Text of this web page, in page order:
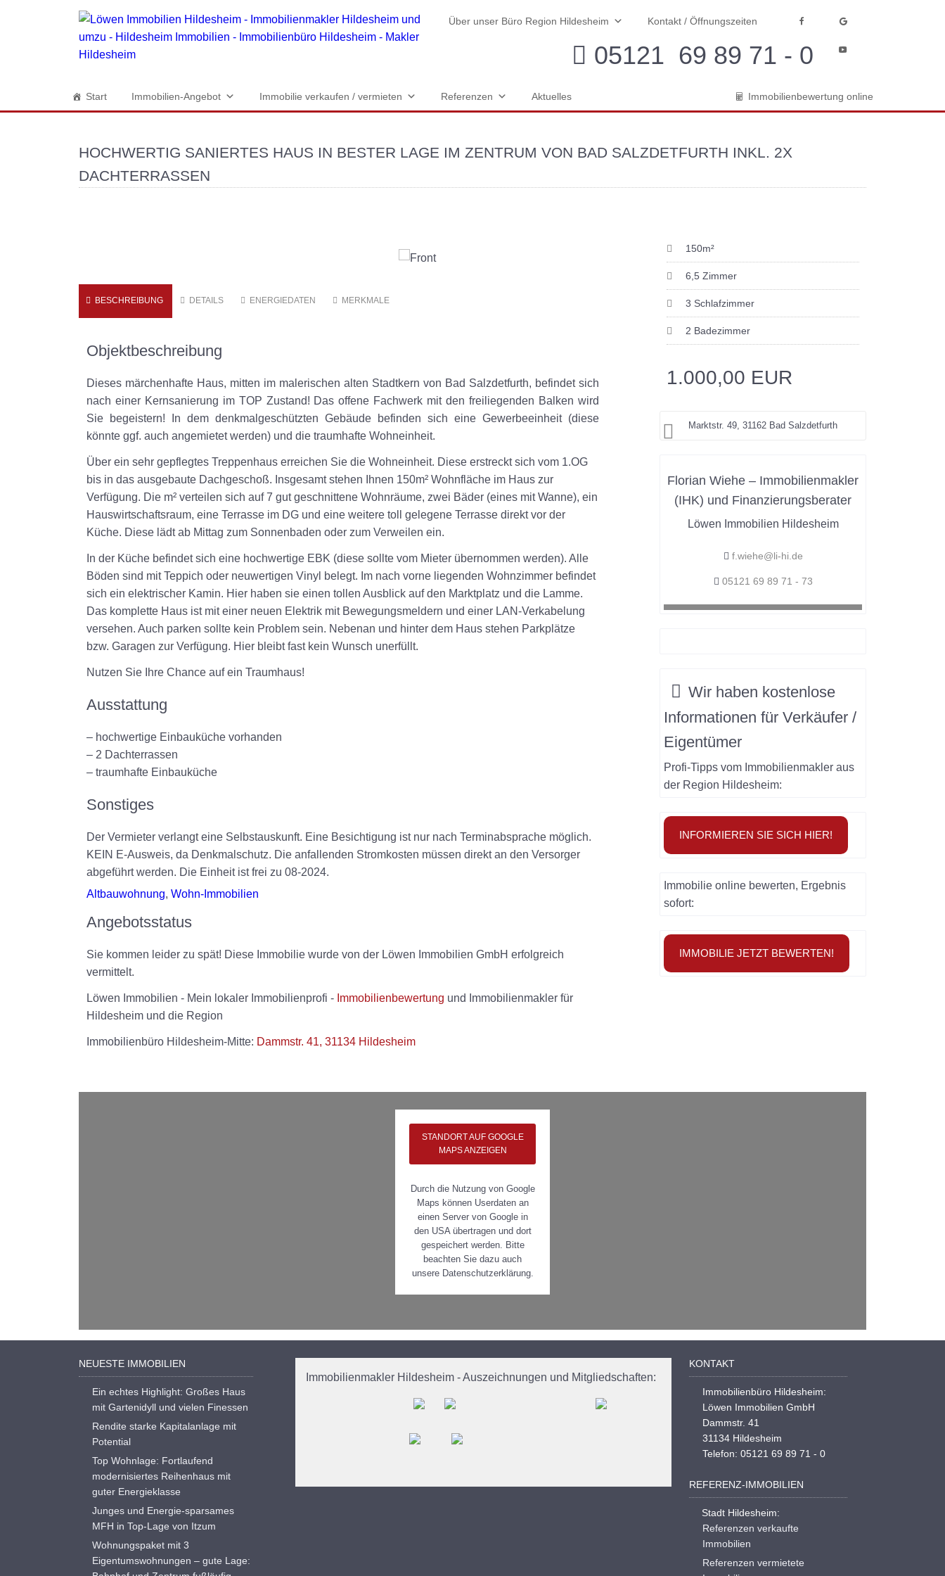
Über unser Büro Region Hildesheim Kontakt / Öffnungszeiten
05121 69 89 71 - 0
Start Immobilien-Angebot Immobilie verkaufen / vermieten Referenzen Aktuelles Immobilienbewertung online
HOCHWERTIG SANIERTES HAUS IN BESTER LAGE IM ZENTRUM VON BAD SALZDETFURTH INKL. 2X
DACHTERRASSEN
BESCHREIBUNG DETAILS ENERGIEDATEN MERKMALE
Objektbeschreibung
Dieses märchenhafte Haus, mitten im malerischen alten Stadtkern von Bad Salzdetfurth, befindet sich
nach einer Kernsanierung im TOP Zustand! Das offene Fachwerk mit den freiliegenden Balken wird
Sie begeistern! In dem denkmalgeschützten Gebäude befinden sich eine Gewerbeeinheit (diese
könnte ggf. auch angemietet werden) und die traumhafte Wohneinheit.
Über ein sehr gepflegtes Treppenhaus erreichen Sie die Wohneinheit. Diese erstreckt sich vom 1.OG
bis in das ausgebaute Dachgeschoß. Insgesamt stehen Ihnen 150m² Wohnfläche im Haus zur
Verfügung. Die m² verteilen sich auf 7 gut geschnittene Wohnräume, zwei Bäder (eines mit Wanne), ein
Hauswirtschaftsraum, eine Terrasse im DG und eine weitere toll gelegene Terrasse direkt vor der
Küche. Diese lädt ab Mittag zum Sonnenbaden oder zum Verweilen ein.
In der Küche befindet sich eine hochwertige EBK (diese sollte vom Mieter übernommen werden). Alle
Böden sind mit Teppich oder neuwertigen Vinyl belegt. Im nach vorne liegenden Wohnzimmer befindet
sich ein elektrischer Kamin. Hier haben sie einen tollen Ausblick auf den Marktplatz und die Lamme.
Das komplette Haus ist mit einer neuen Elektrik mit Bewegungsmeldern und einer LAN-Verkabelung
versehen. Auch parken sollte kein Problem sein. Nebenan und hinter dem Haus stehen Parkplätze
bzw. Garagen zur Verfügung. Hier bleibt fast kein Wunsch unerfüllt.
Nutzen Sie Ihre Chance auf ein Traumhaus!
Ausstattung
– hochwertige Einbauküche vorhanden
– 2 Dachterrassen
– traumhafte Einbauküche
Sonstiges
Der Vermieter verlangt eine Selbstauskunft. Eine Besichtigung ist nur nach Terminabsprache möglich.
KEIN E-Ausweis, da Denkmalschutz. Die anfallenden Stromkosten müssen direkt an den Versorger
abgeführt werden. Die Einheit ist frei zu 08-2024.
Altbauwohnung, Wohn-Immobilien
Angebotsstatus
Sie kommen leider zu spät! Diese Immobilie wurde von der Löwen Immobilien GmbH erfolgreich
vermittelt.
Löwen Immobilien - Mein lokaler Immobilienprofi - Immobilienbewertung und Immobilienmakler für
Hildesheim und die Region
Immobilienbüro Hildesheim-Mitte: Dammstr. 41, 31134 Hildesheim
150m²
6,5 Zimmer
3 Schlafzimmer
2 Badezimmer
1.000,00 EUR
Marktstr. 49, 31162 Bad Salzdetfurth
Florian Wiehe – Immobilienmakler
(IHK) und Finanzierungsberater
Löwen Immobilien Hildesheim
f.wiehe@li-hi.de
05121 69 89 71 - 73
Wir haben kostenlose
Informationen fürVerkäufer /
Eigentümer
Profi-Tipps vom Immobilienmakler aus
der Region Hildesheim:
INFORMIEREN SIE SICH HIER!
Immobilie online bewerten, Ergebnis
sofort:
IMMOBILIE JETZT BEWERTEN!
STANDORT AUF GOOGLE
MAPS ANZEIGEN
Durch die Nutzung von Google
Maps können Userdaten an
einen Server von Google in
den USA übertragen und dort
gespeichert werden. Bitte
beachten Sie dazu auch
unsere Datenschutzerklärung.
NEUESTE IMMOBILIEN
Ein echtes Highlight: Großes Haus
mit Gartenidyll und vielen Finessen
Rendite starke Kapitalanlage mit
Potential
Top Wohnlage: Fortlaufend
modernisiertes Reihenhaus mit
guter Energieklasse
Junges und Energie-sparsames
MFH in Top-Lage von Itzum
Wohnungspaket mit 3
Eigentumswohnungen – gute Lage:
Immobilienmakler Hildesheim - Auszeichnungen und Mitgliedschaften:
KONTAKT
Immobilienbüro Hildesheim:
Löwen Immobilien GmbH
Dammstr. 41
31134 Hildesheim
Telefon: 05121 69 89 71 - 0
REFERENZ-IMMOBILIEN
Stadt Hildesheim:
Referenzen verkaufte
Immobilien
Referenzen vermietete